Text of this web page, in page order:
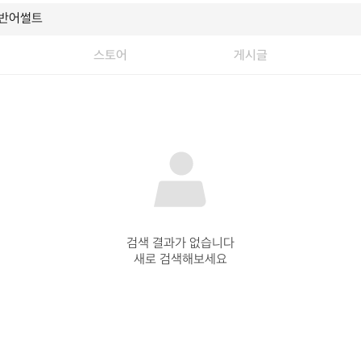
스토어 게시글
검색 결과가 없습니다
새로 검색해보세요